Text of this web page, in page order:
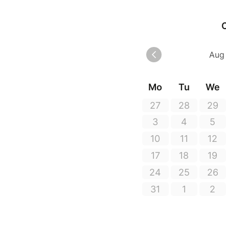
Mo Tu We
27
28 29
3
4 5
10
11 12
17
18 19
24
25 26
31
1 2